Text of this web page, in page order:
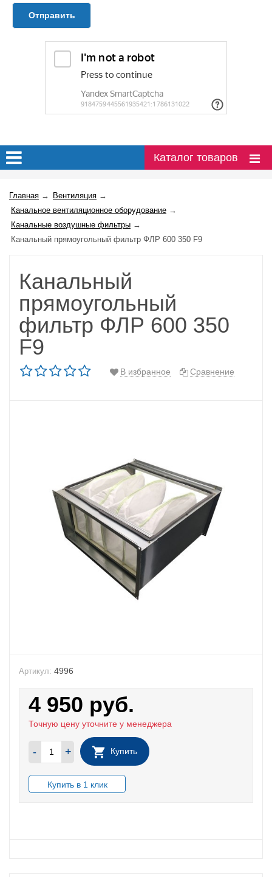
Отправить
Каталог товаров
Главная → Вентиляция →
Канальное вентиляционное оборудование →
Канальные воздушные фильтры →
Канальный прямоугольный фильтр ФЛР 600 350 F9
Канальный
прямоугольный
фильтр ФЛР 600 350
F9
В избранное Сравнение
Артикул: 4996
4 950 руб.
Точную цену уточните у менеджера
- + Купить